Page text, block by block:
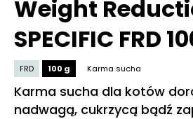
Weight
SPECIFIC FRD
FRD 100 g Karma sucha
Karma sucha dla kotów
nadwagą, cukrzycą bądź